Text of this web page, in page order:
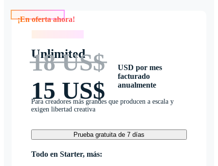
Unlimited
18 US$
15 US$
USD por mes
facturado
anualmente
Para creadores más grandes que producen a escala y
exigen libertad creativa
Prueba gratuita de 7 días
Todo en Starter, más: